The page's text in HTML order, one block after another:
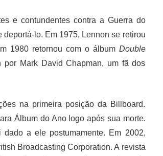
e contundentes contra a Guerra do
lo. Em 1975, Lennon se retirou
1980 retornou com o álbum Double
Mark David Chapman, um fã dos
na primeira posição da Billboard.
Álbum do Ano logo após sua morte.
a ele postumamente. Em 2002,
Broadcasting Corporation. A revista